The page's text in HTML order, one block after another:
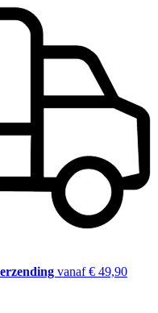
vanaf € 49,90